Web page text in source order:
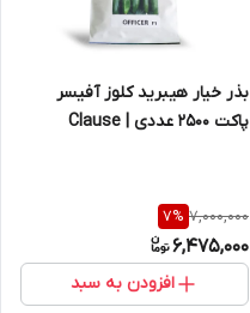
بذر خیار هیبرید کلوز آفیسر
پاکت 2500 عددی | Clause
7,000,000
7%
6,475,000
افزودن به سبد